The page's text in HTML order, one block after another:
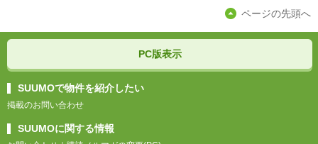
ページの先頭へ
PC版表示
SUUMOで物件を紹介したい
掲載のお問い合わせ
SUUMOに関する情報